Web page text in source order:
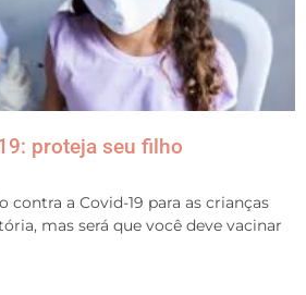
proteja seu filho
contra a Covid-19 para as crianças
mas será que você deve vacinar